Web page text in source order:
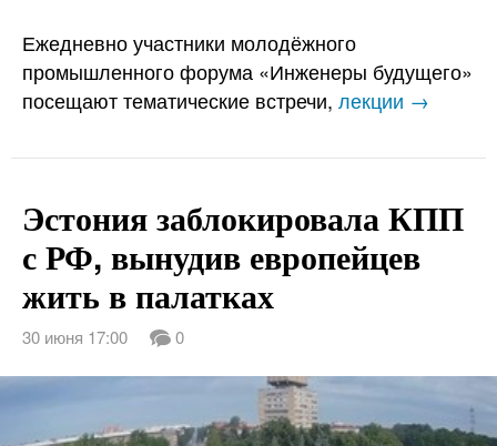
Ежедневно участники молодёжного
промышленного форума «Инженеры будущего»
посещают тематические встречи, лекции →
Эстония заблокировала КПП
с РФ, вынудив европейцев
жить в палатках
30 июня 17:00 0